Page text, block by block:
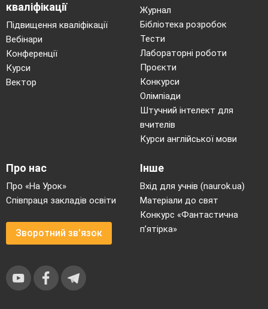
Основні
досягнення
територію
держави
поділив на 36
областей;
розділено на
цивільне та
військову;
запроваджено
перелік
ієрогліфів та
правила їх
жорстокі
знаті
селянству;
винайдено
стремена;
прокладено
кваліфікації
Підвищення кваліфікації
Вебінари
Конференції
Курси
Вектор
Журнал
Бібліотека розробок
Тести
Лабораторні роботи
Проєкти
Конкурси
Олімпіади
Штучний інтелект для
вчителів
Курси англійської мови
Про нас
Про «На Урок»
Співпраця закладів освіти
Зворотний зв'язок
Інше
Вхід для учнів (naurok.ua)
Матеріали до свят
Конкурс «Фантастична
п’ятірка»